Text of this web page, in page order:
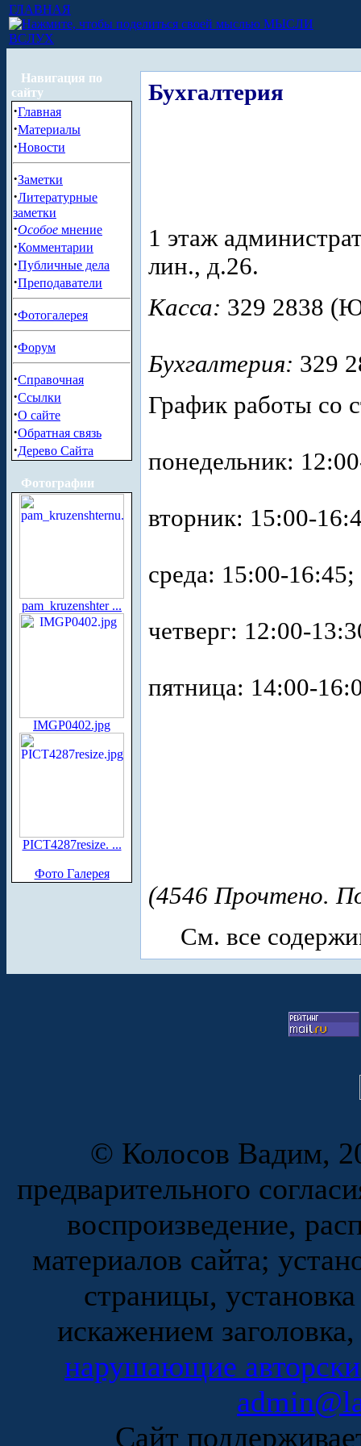
ГЛАВНАЯ
МЫСЛИ
ВСЛУХ
Навигация по
сайту
·Главная
·Материалы
·Новости
·Заметки
·Литературные
заметки
·Особое мнение
·Комментарии
·Публичные дела
·Преподаватели
·Фотогалерея
·Форум
·Справочная
·Ссылки
·О сайте
·Обратная связь
·Дерево Сайта
Фотографии
pam_kruzenshter ...
IMGP0402.jpg
PICT4287resize. ...
Фото Галерея
Бухгалтерия
1 этаж
лин., д.26.
Касса: 329 2838
Бухгалтерия: 329
График работы со
понедельник:
вторник: 15:00-
среда: 15:00-
четверг: 12:00-
пятница: 14:00-
(4546 Прочтено.
См. все
© Колосов Вадим,
предварительного
воспроизведение,
материалов сайта;
страницы,
искажением
нарушающие
Сайт